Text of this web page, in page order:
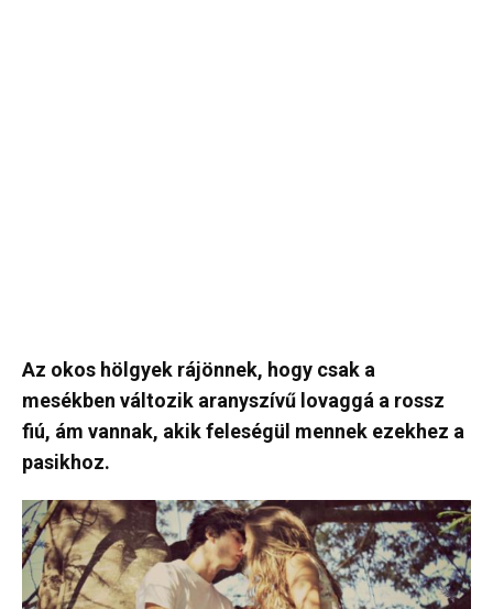
Az okos hölgyek rájönnek, hogy csak a
mesékben változik aranyszívű lovaggá a rossz
fiú, ám vannak, akik feleségül mennek ezekhez a
pasikhoz.